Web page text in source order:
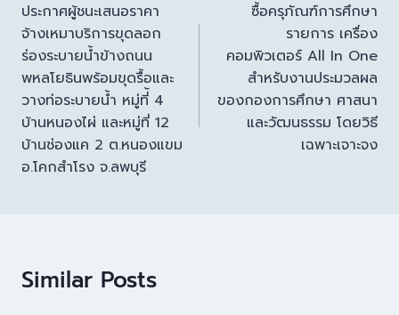
ประกาศผู้ชนะเสนอราคา
จ้างเหมาบริการขุดลอก
ร่องระบายน้ำข้างถนน
พหลโยธินพร้อมขุดรื้อและ
วางท่อระบายน้ำ หมู่ที่้ 4
บ้านหนองไผ่ และหมู่ที่ 12
บ้านช่องแค 2 ต.หนองแขม
อ.โคกสำโรง จ.ลพบุรี
ซื้อครุภัณฑ์การศึกษา
รายการ เครื่อง
คอมพิวเตอร์ All In One
สำหรับงานประมวลผล
ของกองการศึกษา ศาสนา
และวัฒนธรรม โดยวิธี
เฉพาะเจาะจง
Similar Posts